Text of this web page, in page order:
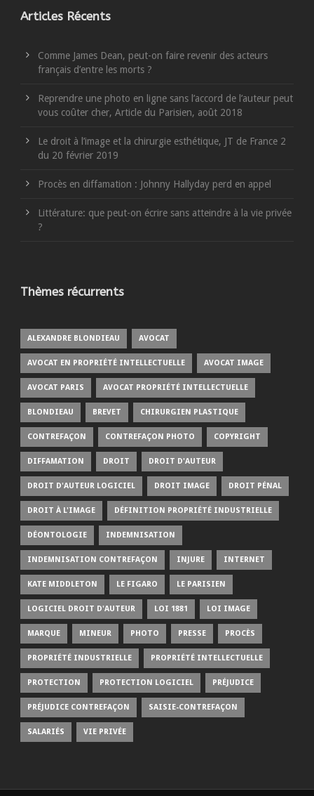
Articles Récents
Comme James Dean, peut-on faire revenir des acteurs
français d’entre les morts ?
Reprendre une photo en ligne sans l’accord de l’auteur peut
vous coûter cher, Article du Parisien, août 2018
Le droit à l’image et la chirurgie esthétique, JT de France 2
du 20 février 2019
Procès en diffamation : Johnny Hallyday perd en appel
Littérature: que peut-on écrire sans atteindre à la vie privée
?
Thèmes récurrents
ALEXANDRE BLONDIEAU AVOCAT
AVOCAT EN PROPRIÉTÉ INTELLECTUELLE AVOCAT IMAGE
AVOCAT PARIS AVOCAT PROPRIÉTÉ INTELLECTUELLE
BLONDIEAU BREVET CHIRURGIEN PLASTIQUE
CONTREFAÇON CONTREFAÇON PHOTO COPYRIGHT
DIFFAMATION DROIT DROIT D'AUTEUR
DROIT D'AUTEUR LOGICIEL DROIT IMAGE DROIT PÉNAL
DROIT À L'IMAGE DÉFINITION PROPRIÉTÉ INDUSTRIELLE
DÉONTOLOGIE INDEMNISATION
INDEMNISATION CONTREFAÇON INJURE INTERNET
KATE MIDDLETON LE FIGARO LE PARISIEN
LOGICIEL DROIT D'AUTEUR LOI 1881 LOI IMAGE
MARQUE MINEUR PHOTO PRESSE PROCÈS
PROPRIÉTÉ INDUSTRIELLE PROPRIÉTÉ INTELLECTUELLE
PROTECTION PROTECTION LOGICIEL PRÉJUDICE
PRÉJUDICE CONTREFAÇON SAISIE-CONTREFAÇON
SALARIÉS VIE PRIVÉE